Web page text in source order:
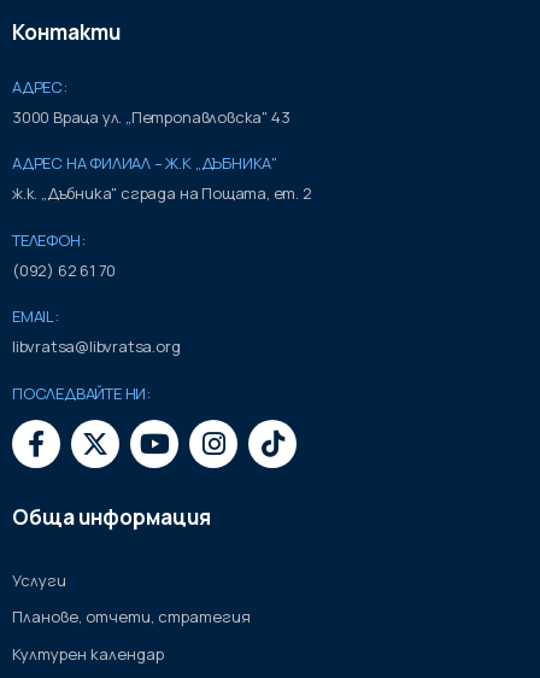
Контакти
АДРЕС:
3000 Враца ул. „Петропавловска" 43
АДРЕС НА ФИЛИАЛ – Ж.К „ДЪБНИКА"
ж.к. „Дъбника" сграда на Пощата, ет. 2
ТЕЛЕФОН:
(092) 62 61 70
EMAIL:
libvratsa@libvratsa.org
ПОСЛЕДВАЙТЕ НИ:
Обща информация
Услуги
Планове, отчети, стратегия
Културен календар